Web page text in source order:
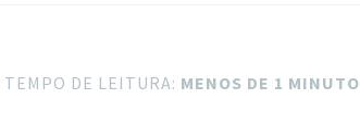
TEMPO DE LEITURA: MENOS DE 1 MINUTO